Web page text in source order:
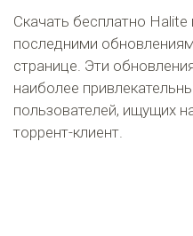
Скачать бесплатно Halite
последними
странице. Эти
наиболее
пользователей, ищущих
торрент-клиент.